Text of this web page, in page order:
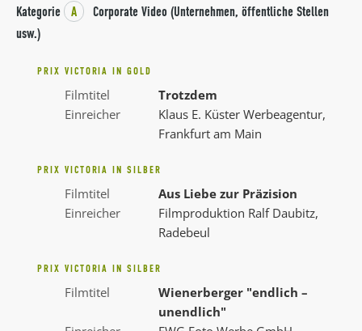
Kategorie A
Corporate Video (Unternehmen, öffentliche Stellen
usw.)
PRIX VICTORIA IN GOLD
Filmtitel
Trotzdem
Einreicher
Klaus E. Küster Werbeagentur,
Frankfurt am Main
PRIX VICTORIA IN SILBER
Filmtitel
Aus Liebe zur Präzision
Einreicher
Filmproduktion Ralf Daubitz,
Radebeul
PRIX VICTORIA IN SILBER
Filmtitel
Wienerberger "endlich –
unendlich"